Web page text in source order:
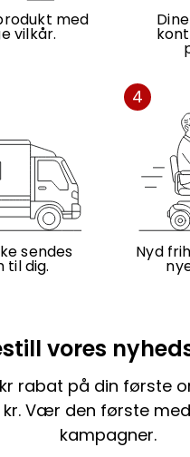
med
vilkår.
sendes
til dig.
4
Nyd
vores
rabat på din første
kr. Vær den første
kampagner.